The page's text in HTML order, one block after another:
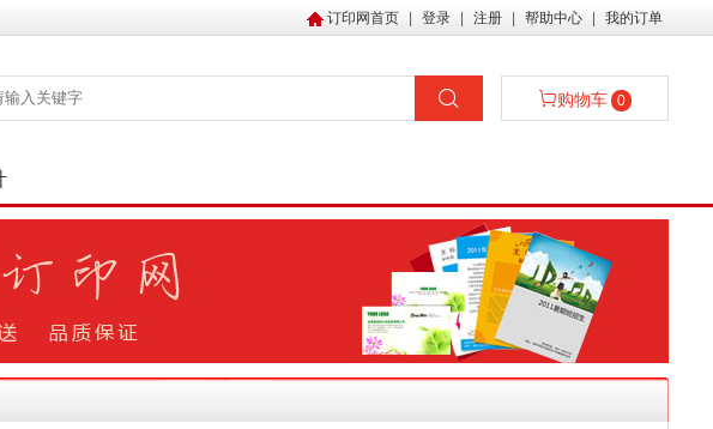
订印网首页 登录 注册 帮助中心 我的订单
购物车 0